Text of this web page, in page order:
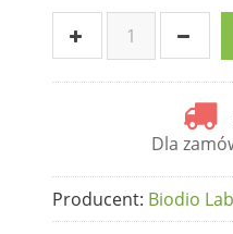
Dla
Producent: Biodio Lab